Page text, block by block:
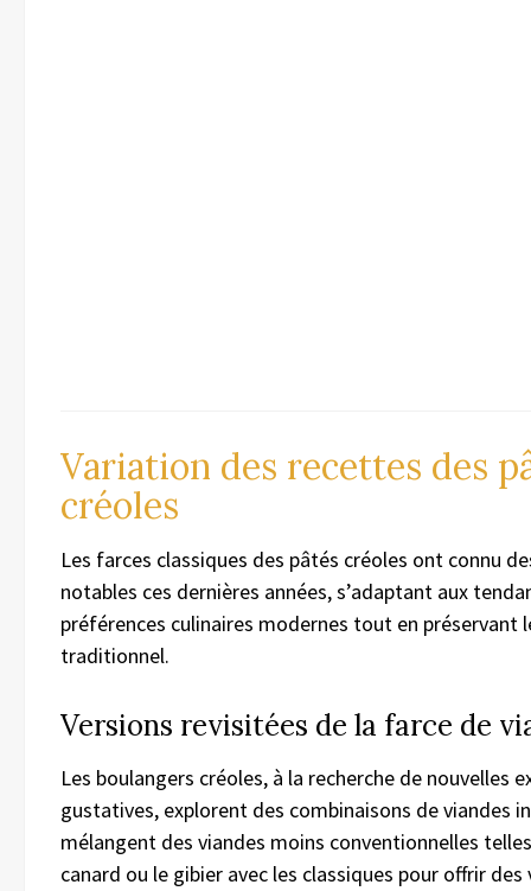
Variation des recettes des
créoles
Les farces classiques des pâtés créoles ont connu
notables ces dernières années, s’adaptant aux
préférences culinaires modernes tout en préservant
traditionnel.
Versions revisitées de la farce de
Les boulangers créoles, à la recherche de nouvelles
gustatives, explorent des combinaisons de viandes
mélangent des viandes moins conventionnelles
canard ou le gibier avec les classiques pour offrir